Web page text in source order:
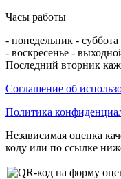
Часы работы
- понедельник -
- воскресенье -
Последний вторник
Соглашение об
Политика
Независимая оценка
коду или по ссылке